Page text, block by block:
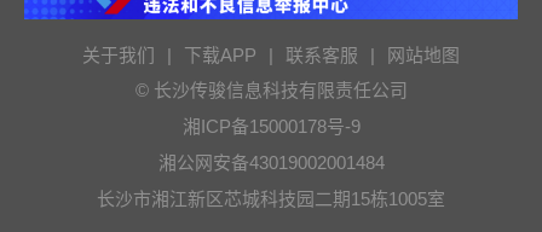
关于我们 | 下载APP | 联系客服 |
网站地图
© 长沙传骏信息科技有限责任公司
湘ICP备15000178号-9
湘公网安备43019002001484
长沙市湘江新区芯城科技园二期15栋1005室